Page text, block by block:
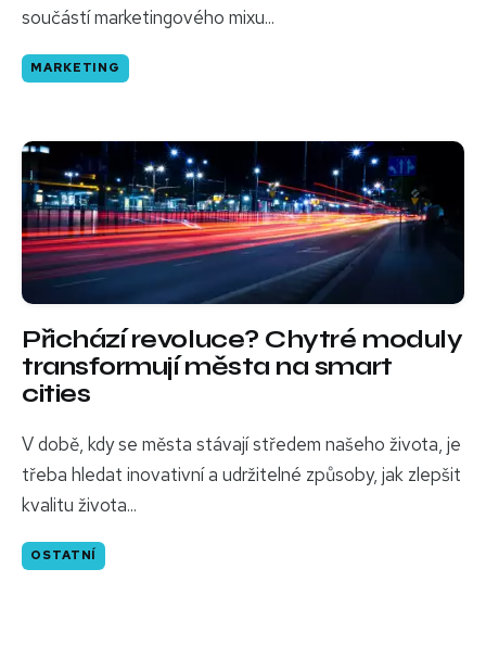
součástí marketingového mixu...
MARKETING
Přichází revoluce? Chytré moduly
transformují města na smart
cities
V době, kdy se města stávají středem našeho života, je
třeba hledat inovativní a udržitelné způsoby, jak zlepšit
kvalitu života...
OSTATNÍ